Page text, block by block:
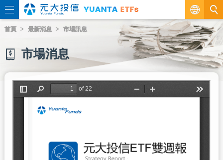
繁
EN
首頁 最新消息 市場訊息
市場消息